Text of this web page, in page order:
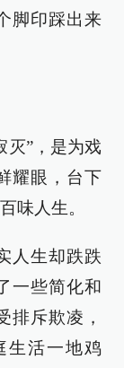
脚印踩出来
灭”，是为戏
耀眼，台下
味人生。
人生却跌跌
一些简化和
排斥欺凌，
生活一地鸡